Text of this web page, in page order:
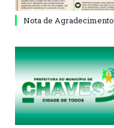
Nota de Agradecimento